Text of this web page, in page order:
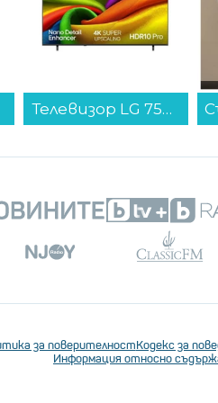
Можете да разгледате
на Стария град, да се
с лодка до близкия
туризъм и колоездене.
Съдомиялна машина за вграждане Whirlpool MaxiSpace W7I HP42 L*** , 15 комплекта, 600 Ш, мм, C...
за поверителностКодекс за
Информация относно